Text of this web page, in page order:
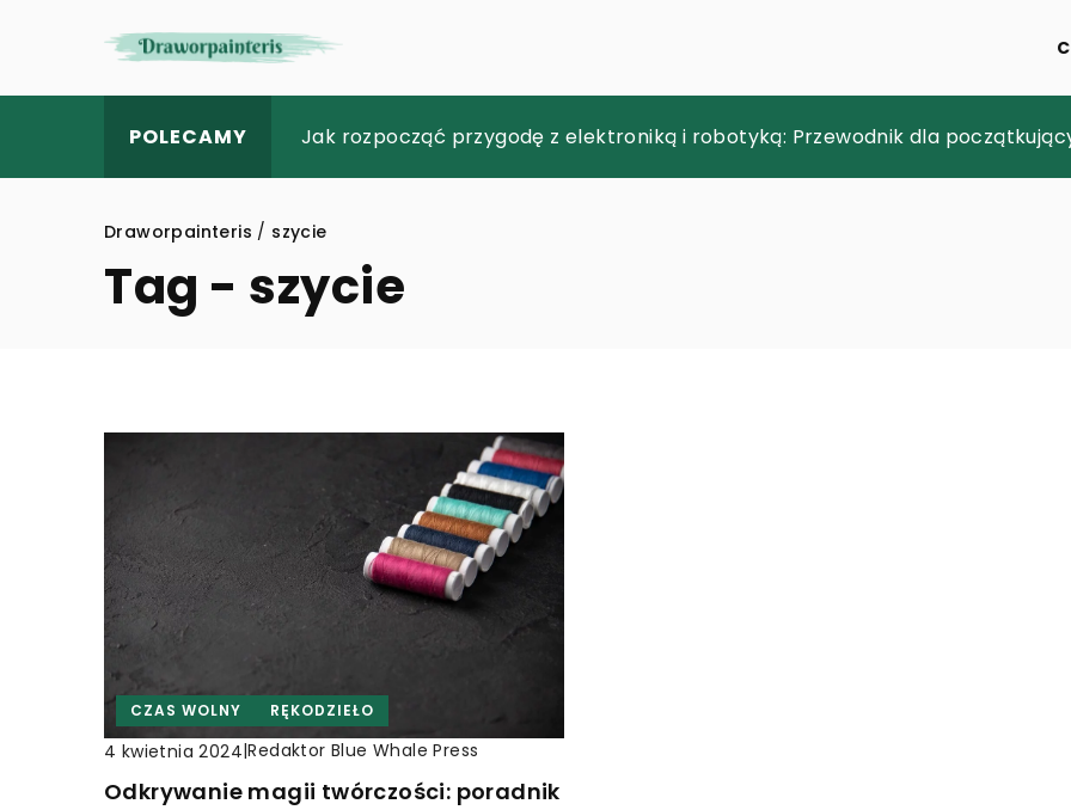
POLECAMY Jak rehabilitacja może pomóc w poprawie jakości życia?
Jak rozpocząć przygodę z elektroniką i robotyką: Przewodnik dla
Jakie korzyści dla skóry przynosi innowacyjne oczyszczanie wodorowe?
Draworpainteris / szycie
Tag - szycie
CZAS WOLNY RĘKODZIEŁO
4 kwietnia 2024|Redaktor Blue Whale Press
Odkrywanie magii twórczości: poradnik